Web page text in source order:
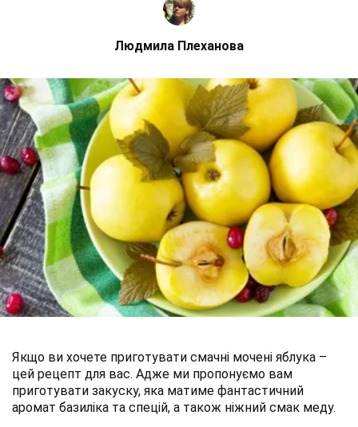
Людмила Плеханова
Якщо ви хочете приготувати смачні мочені яблука –
цей рецепт для вас. Адже ми пропонуємо вам
приготувати закуску, яка матиме фантастичний
аромат базиліка та спецій, а також ніжний смак меду.